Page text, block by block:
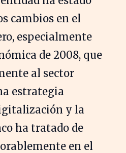
cambios en el
especialmente
de 2008, que
al sector
estrategia
y la
ha tratado de
en el